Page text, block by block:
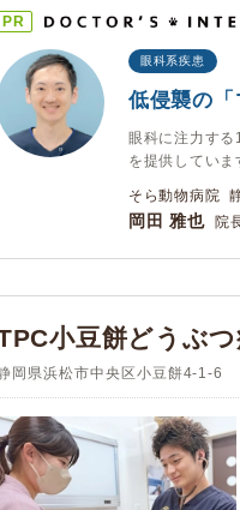
PR
眼科系疾患
低侵襲の
眼科に注力する
を提供していま
そら動物病院
岡田 雅也 院
小豆餅どうぶ
岡県浜松市中央区小豆餅4-1-6